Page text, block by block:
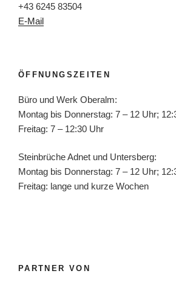
+43 6245 83504
E-Mail
ÖFFNUNGSZEITEN
Büro und Werk Oberalm:
Montag bis Donnerstag: 7 – 12 Uhr;
Freitag: 7 – 12:30 Uhr
Steinbrüche Adnet und Untersberg:
Montag bis Donnerstag: 7 – 12 Uhr;
Freitag: lange und kurze Wochen
PARTNER VON